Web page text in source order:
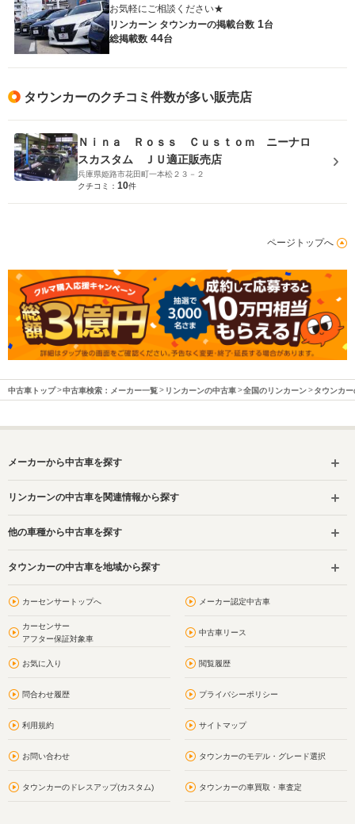
お気軽にご相談ください★
リンカーン タウンカーの掲載台数 1台
総掲載数 44台
タウンカーのクチコミ件数が多い販売店
Ｎｉｎａ Ｒｏｓｓ Ｃｕｓｔｏｍ ニーナロ
スカスタム ＪＵ適正販売店
兵庫県姫路市花田町一本松２３－２
クチコミ： 10件
ページトップへ
中古車トップ 中古車検索：メーカー一覧 リンカーンの中古車 全国のリンカーン タウンカ
メーカーから中古車を探す
リンカーンの中古車を関連情報から探す
他の車種から中古車を探す
タウンカーの中古車を地域から探す
カーセンサートップへ メーカー認定中古車
カーセンサー
アフター保証対象車
中古車リース
お気に入り 閲覧履歴
問合わせ履歴 プライバシーポリシー
利用規約 サイトマップ
お問い合わせ タウンカーのモデル・グレード選択
タウンカーのドレスアップ(カスタム) タウンカーの車買取・車査定